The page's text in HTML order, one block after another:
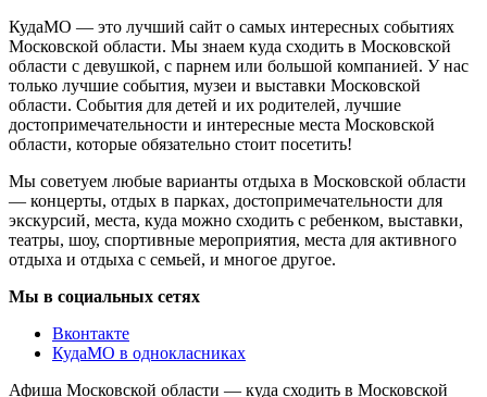
КудаМО — это лучший сайт о самых интересных событиях
Московской области. Мы знаем куда сходить в Московской
области с девушкой, с парнем или большой компанией. У нас
только лучшие события, музеи и выставки Московской
области. События для детей и их родителей, лучшие
достопримечательности и интересные места Московской
области, которые обязательно стоит посетить!
Мы советуем любые варианты отдыха в Московской области
— концерты, отдых в парках, достопримечательности для
экскурсий, места, куда можно сходить с ребенком, выставки,
театры, шоу, спортивные мероприятия, места для активного
отдыха и отдыха с семьей, и многое другое.
Мы в социальных сетях
Вконтакте
КудаМО в однокласниках
Афиша Московской области — куда сходить в Московской